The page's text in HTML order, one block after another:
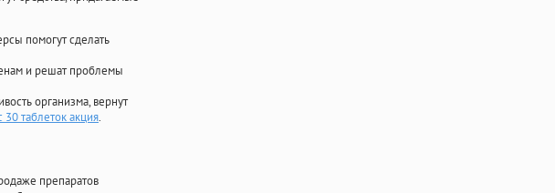
помогут сделать
и решат проблемы
организма, вернут
30 таблеток акция.
препаратов